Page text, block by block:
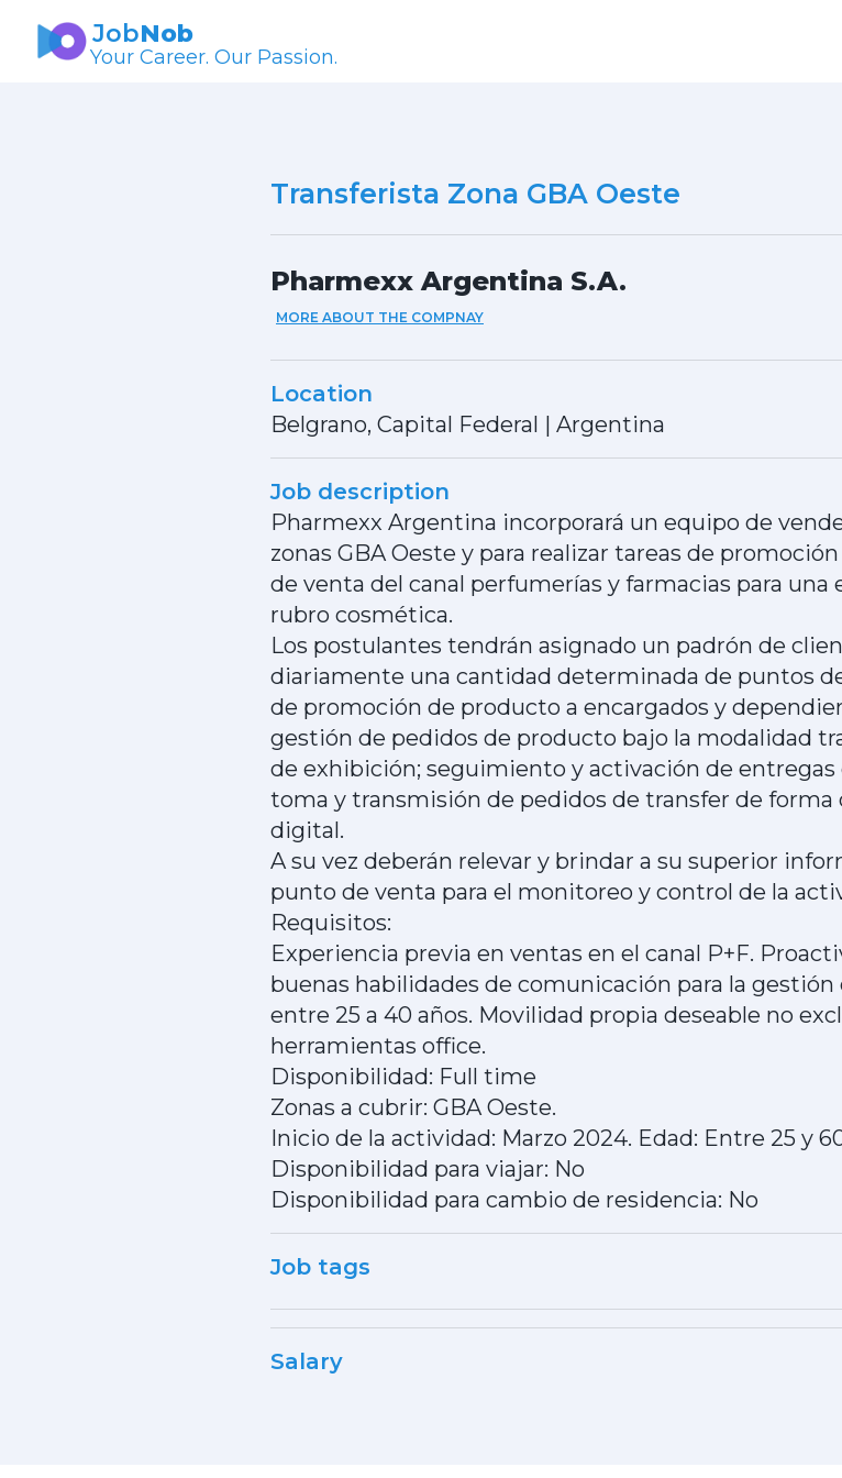
JobNob
Your Career. Our Passion.
Transferista Zona GBA Oeste
Pharmexx Argentina S.A.
MORE ABOUT THE COMPNAY
Location
Belgrano, Capital Federal | Argentina
Job description
Pharmexx Argentina incorporará un equipo de
zonas GBA Oeste y para realizar tareas de
de venta del canal perfumerías y farmacias para
rubro cosmética.
Los postulantes tendrán asignado un padrón de
diariamente una cantidad determinada de puntos
de promoción de producto a encargados y
gestión de pedidos de producto bajo la modalidad
de exhibición; seguimiento y activación de
toma y transmisión de pedidos de transfer de forma
digital.
A su vez deberán relevar y brindar a su superior
punto de venta para el monitoreo y control de la
Requisitos:
Experiencia previa en ventas en el canal P+F.
buenas habilidades de comunicación para la
entre 25 a 40 años. Movilidad propia deseable no
herramientas office.
Disponibilidad: Full time
Zonas a cubrir: GBA Oeste.
Inicio de la actividad: Marzo 2024. Edad: Entre 25 y
Disponibilidad para viajar: No
Disponibilidad para cambio de residencia: No
Job tags
Salary